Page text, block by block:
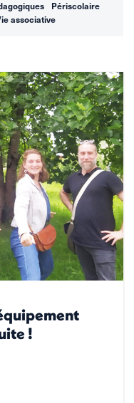
Périscolaire
associative
!